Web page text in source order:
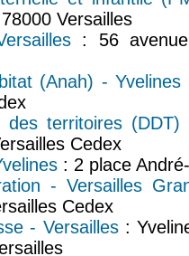
Versailles
: 56
(Anah) - Yvelines
des territoires (DDT)
Cedex
: 2 place
- Versailles
Cedex
- Versailles: